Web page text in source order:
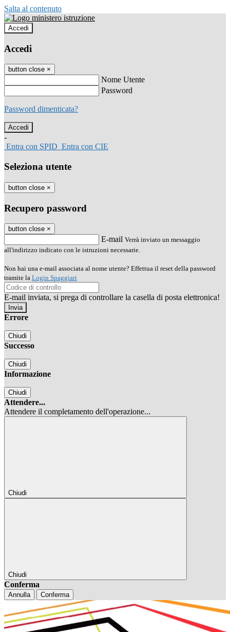
Salta al contenuto
Accedi
Accedi
button close ×
Nome Utente
Password
Password dimenticata?
-
Entra con SPID Entra con CIE
Seleziona utente
button close ×
Recupero password
button close ×
E-mail Verrà inviato un messaggio
all'indirizzo indicato con le istruzioni necessarie.
Non hai una e-mail associata al nome utente? Effettua il reset della password
tramite la Login Spaggiari
E-mail inviata, si prega di controllare la casella di posta elettronica!
Errore
Chiudi
Successo
Chiudi
Informazione
Chiudi
Attendere...
Attendere il completamento dell'operazione...
Chiudi
Chiudi
Conferma
Annulla Conferma